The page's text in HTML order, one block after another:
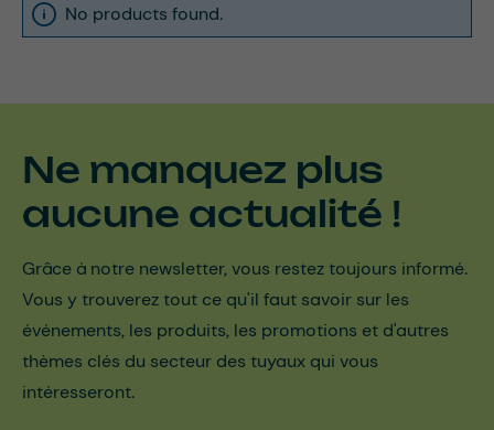
No products found.
Ne manquez plus
aucune actualité !
Grâce à notre newsletter, vous restez toujours informé.
Vous y trouverez tout ce qu'il faut savoir sur les
événements, les produits, les promotions et d'autres
thèmes clés du secteur des tuyaux qui vous
intéresseront.